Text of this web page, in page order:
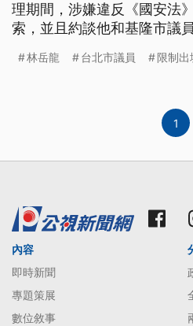
理期間，涉嫌違反《國安法
索，並且約談他和基隆市議
1時許諭令林岳龍10萬元交
林岳龍 台北市議員 限制出
1
內容
即時新聞
專題策展
數位敘事